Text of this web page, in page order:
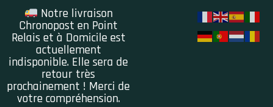
Notre livraison
Chronopost en Point
Relais et à Domicile est
actuellement
indisponible. Elle sera de
retour très
prochainement ! Merci de
votre compréhension.